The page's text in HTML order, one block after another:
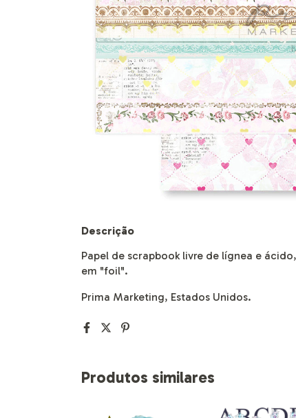
Descrição
Papel de scrapbook livre de lígnea e
em "foil".
Prima Marketing, Estados Unidos.
Produtos similares